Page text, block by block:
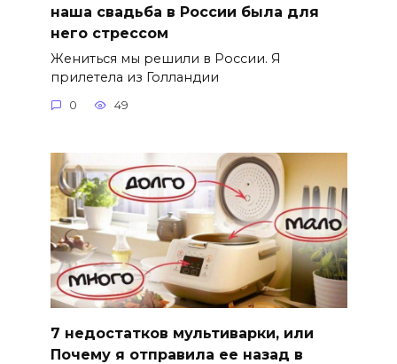
наша свадьба в России была для
него стрессом
Жениться мы решили в России. Я
прилетела из Голландии
0 49
7 недостатков мультиварки, или
Почему я отправила ее назад в